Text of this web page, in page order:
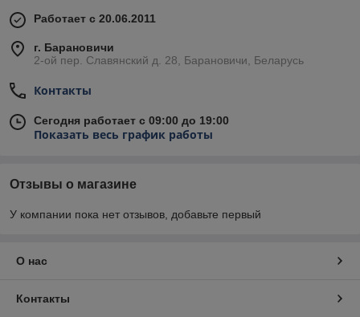
Работает с 20.06.2011
г. Барановичи
2-ой пер. Славянский д. 28, Барановичи, Беларусь
Контакты
Сегодня работает с 09:00 до 19:00
Показать весь график работы
Отзывы о магазине
У компании пока нет отзывов, добавьте первый
О нас
Контакты